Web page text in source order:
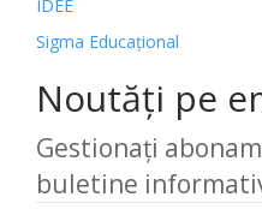
IDEE
Sigma Educațional
Noutăți pe
Gestionați
buletine